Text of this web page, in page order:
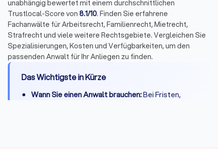
unabhängig bewertet mit einem durchschnittlichen
Trustlocal-Score von 8.1/10. Finden Sie erfahrene
Fachanwälte für Arbeitsrecht, Familienrecht, Mietrecht,
Strafrecht und viele weitere Rechtsgebiete. Vergleichen Sie
Spezialisierungen, Kosten und Verfügbarkeiten, um den
passenden Anwalt für Ihr Anliegen zu finden.
Das Wichtigste in Kürze
Wann Sie einen Anwalt brauchen:Bei Fristen,